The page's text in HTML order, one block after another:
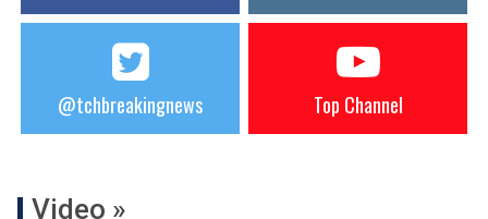
@tchbreakingnews Top Channel
Video »